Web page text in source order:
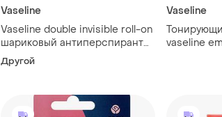
Vaseline
Vaseline double invisible roll-on
шариковый антиперспирант
против белых и желтых пятен
Другой
Vaseline
vaseline